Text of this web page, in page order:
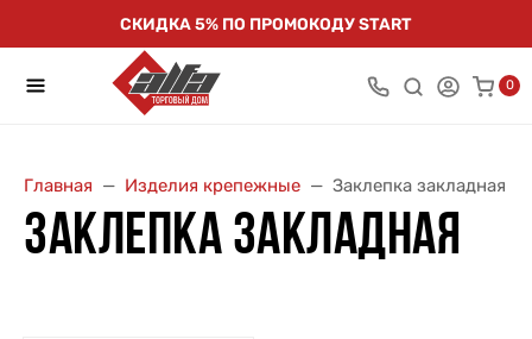
СКИДКА 5% ПО ПРОМОКОДУ START
0
Главная Изделия крепежные Заклепка закладная
ЗАКЛЕПКА ЗАКЛАДНАЯ